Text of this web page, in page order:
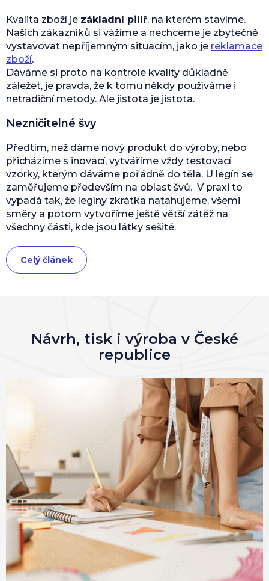
Kvalita zboží je základní pilíř, na kterém stavíme.
Našich zákazníků si vážíme a nechceme je zbytečně
vystavovat nepříjemným situacím, jako je reklamace
zboží.
Dáváme si proto na kontrole kvality důkladně
záležet, je pravda, že k tomu někdy používáme i
netradiční metody. Ale jistota je jistota.
Nezničitelné švy
Předtím, než dáme nový produkt do výroby, nebo
přicházíme s inovací, vytváříme vždy testovací
vzorky, kterým dáváme pořádně do těla. U legín se
zaměřujeme především na oblast švů. V praxi to
vypadá tak, že legíny zkrátka natahujeme, všemi
směry a potom vytvoříme ještě větší zátěž na
všechny části, kde jsou látky sešité.
Celý článek
Návrh, tisk i výroba v České
republice